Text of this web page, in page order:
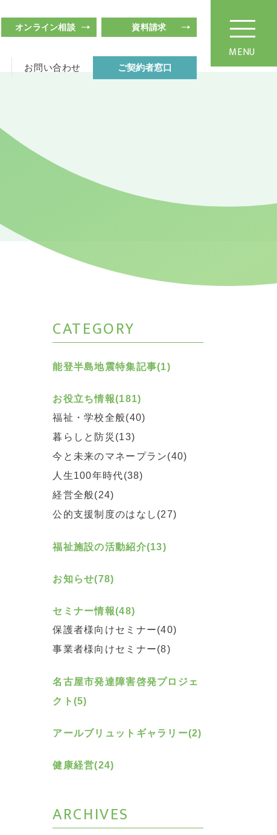
オンライン相談 資料請求
お問い合わせ ご契約者窓口
MENU
CATEGORY
能登半島地震特集記事(1)
お役立ち情報(181)
福祉・学校全般(40)
暮らしと防災(13)
今と未来のマネープラン(40)
人生100年時代(38)
経営全般(24)
公的支援制度のはなし(27)
福祉施設の活動紹介(13)
お知らせ(78)
セミナー情報(48)
保護者様向けセミナー(40)
事業者様向けセミナー(8)
名古屋市発達障害啓発プロジェ
クト(5)
アールブリュットギャラリー(2)
健康経営(24)
ARCHIVES